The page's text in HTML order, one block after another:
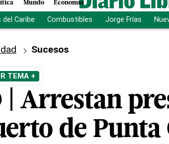
Mundo Economía
del Caribe Combustibles Jorge Frías
Sucesos
TEMA +
| Arrestan
de Punta